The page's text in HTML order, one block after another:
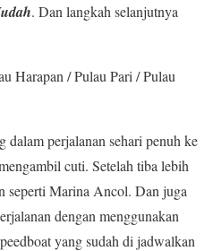
. Dan langkah selanjutnya
Harapan / Pulau Pari / Pulau
dalam perjalanan sehari penuh ke
cuti. Setelah tiba lebih
seperti Marina Ancol. Dan juga
dengan menggunakan
yang sudah di jadwalkan